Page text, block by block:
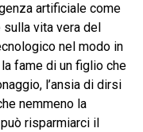
artificiale come
vita vera del
nel modo in
fame di un figlio che
l’ansia di dirsi
nemmeno la
risparmiarci il